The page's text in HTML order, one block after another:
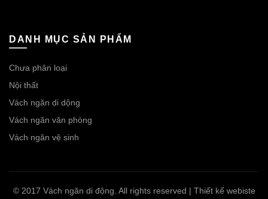
DANH MỤC SẢN PHẨM
Chưa phân loại
Nội thất
Vách ngăn di dộng
Vách ngăn văn phòng
Vách ngăn vệ sinh
© 2017 Vách ngăn di động. All rights reserved | Thiết kế webiste